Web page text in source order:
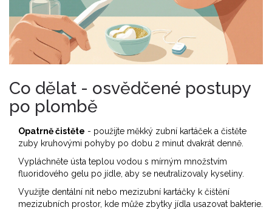
Co dělat - osvědčené postupy
po plombě
Opatrně čistěte - použijte měkký zubní kartáček a čistěte
zuby kruhovými pohyby po dobu 2 minut dvakrát denně.
Vypláchněte ústa teplou vodou s mírným množstvím
fluoridového gelu po jídle, aby se neutralizovaly kyseliny.
Využijte dentální nit nebo mezizubní kartáčky k čištění
mezizubních prostor, kde může zbytky jídla usazovat bakterie.